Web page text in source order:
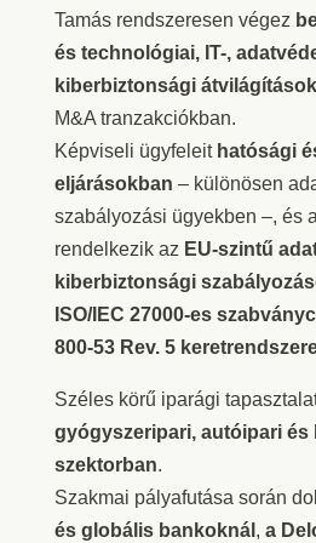
Tamás rendszeresen végez
és technológiai, IT-,
kiberbiztonsági
M&A tranzakciókban.
Képviseli ügyfeleit hatósági
eljárásokban – különösen
szabályozási ügyekben –, és
rendelkezik az EU-szintű
kiberbiztonsági
ISO/IEC 27000-es
800-53 Rev. 5
Széles körű iparági
gyógyszeripari, autóipari és
szektorban.
Szakmai pályafutása során
és globális bankoknál , a